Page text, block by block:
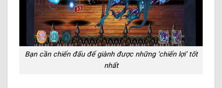
Bạn cần chiến đấu để giành được những ‘chiến lợi’ tốt
nhất